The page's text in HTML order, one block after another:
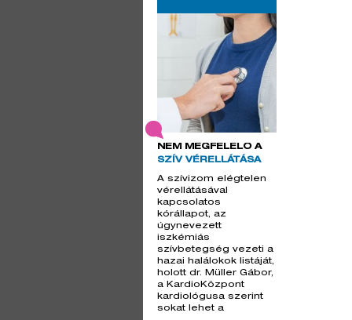
NEM MEGFELELŐ A
SZÍV VÉRELLÁTÁSA
A szívizom elégtelen
vérellátásával
kapcsolatos
kórállapot, az
úgynevezett
iszkémiás
szívbetegség vezeti a
hazai halálokok listáját,
holott dr. Müller Gábor,
a KardioKözpont
kardiológusa szerint
sokat lehet a